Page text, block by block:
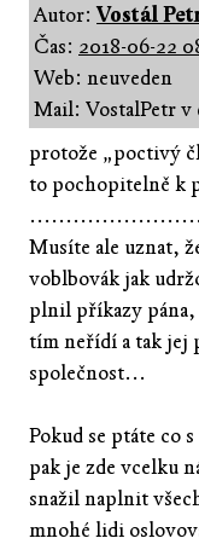
Autor:Vostál
Čas: 2018-06-22
Web: neuveden
Mail: VostalPetr v
protože „poctivý
to pochopitelně k
Musíte ale uznat,
voblbovák jak
plnil příkazy pána,
tím neřídí a tak jej
společnost...
Pokud se ptáte co
pak je zde vcelku
snažil naplnit
mnohé lidi